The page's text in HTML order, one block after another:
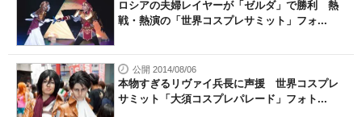
ロシアの夫婦レイヤーが「ゼルダ」で勝利 熱
戦・熱演の「世界コスプレサミット」フォ...
公開 2014/08/06
本物すぎるリヴァイ兵長に声援 世界コスプレ
サミット「大須コスプレパレード」フォト...